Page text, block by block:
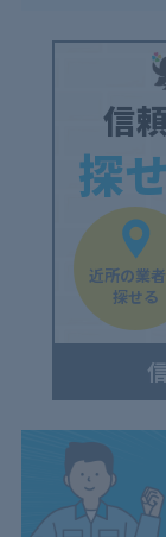
信頼
探
近所の業
探せる